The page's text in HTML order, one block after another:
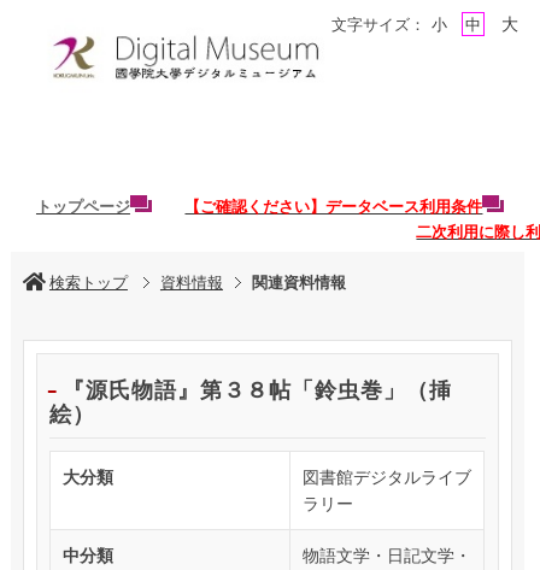
トップページ
【ご確認ください】データベース利用条件
二次利用に際し
文字サイズ： 小 中 大
検索トップ 資料情報 関連資料情報
『源氏物語』第３８帖「鈴虫巻」（挿
絵）
大分類
図書館デジタルライブ
ラリー
中分類
物語文学・日記文学・